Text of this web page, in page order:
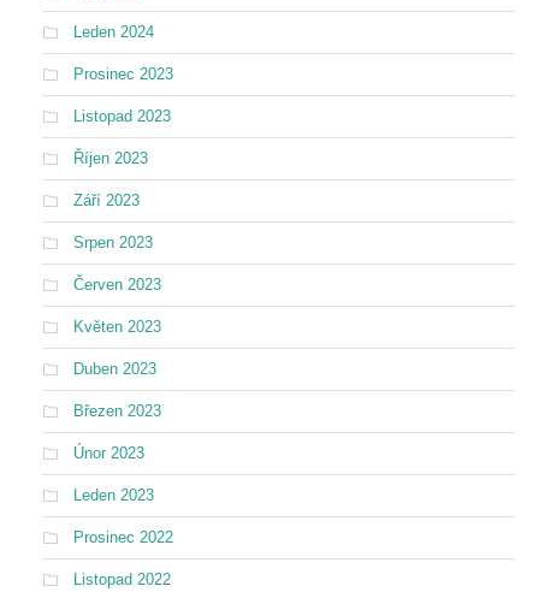
Leden 2024
Prosinec 2023
Listopad 2023
Říjen 2023
Září 2023
Srpen 2023
Červen 2023
Květen 2023
Duben 2023
Březen 2023
Únor 2023
Leden 2023
Prosinec 2022
Listopad 2022